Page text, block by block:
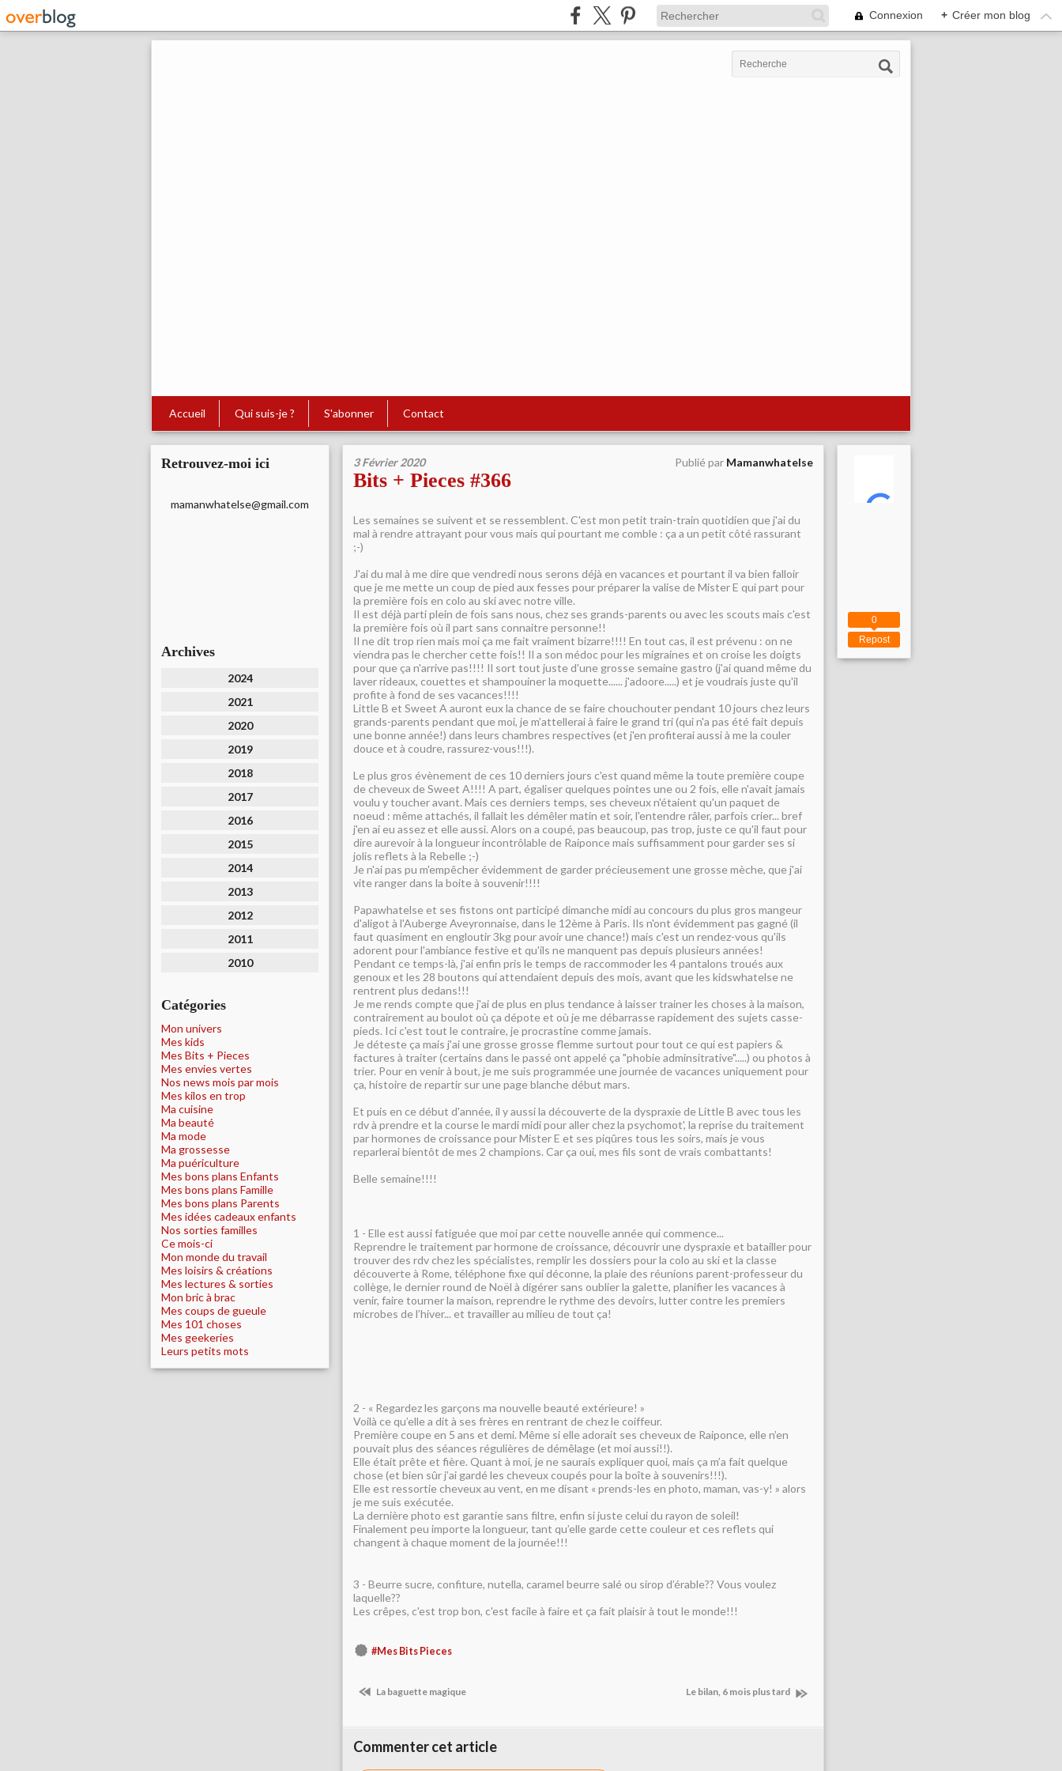
Connexion + Créer mon blog
Accueil Qui suis-je ? S'abonner Contact
Retrouvez-moi ici
mamanwhatelse@gmail.com
Archives
2024
2021
2020
2019
2018
2017
2016
2015
2014
2013
2012
2011
2010
Catégories
Mon univers
Mes kids
Mes Bits + Pieces
Mes envies vertes
Nos news mois par mois
Mes kilos en trop
Ma cuisine
Ma beauté
Ma mode
Ma grossesse
Ma puériculture
Mes bons plans Enfants
Mes bons plans Famille
Mes bons plans Parents
Mes idées cadeaux enfants
Nos sorties familles
Ce mois-ci
Mon monde du travail
Mes loisirs & créations
Mes lectures & sorties
Mon bric à brac
Mes coups de gueule
Mes 101 choses
Mes geekeries
Leurs petits mots
3 Février 2020 Publié par Mamanwhatelse
Bits + Pieces #366
Les semaines se suivent et se ressemblent. C'est mon petit train-train quotidien que j'ai du
mal à rendre attrayant pour vous mais qui pourtant me comble : ça a un petit côté rassurant
;-)
J'ai du mal à me dire que vendredi nous serons déjà en vacances et pourtant il va bien falloir
que je me mette un coup de pied aux fesses pour préparer la valise de Mister E qui part pour
la première fois en colo au ski avec notre ville.
Il est déjà parti plein de fois sans nous, chez ses grands-parents ou avec les scouts mais c'est
la première fois où il part sans connaitre personne!!
Il ne dit trop rien mais moi ça me fait vraiment bizarre!!!! En tout cas, il est prévenu : on ne
viendra pas le chercher cette fois!! Il a son médoc pour les migraines et on croise les doigts
pour que ça n'arrive pas!!!! Il sort tout juste d'une grosse semaine gastro (j'ai quand même du
laver rideaux, couettes et shampouiner la moquette...... j'adoore.....) et je voudrais juste qu'il
profite à fond de ses vacances!!!!
Little B et Sweet A auront eux la chance de se faire chouchouter pendant 10 jours chez leurs
grands-parents pendant que moi, je m’attellerai à faire le grand tri (qui n'a pas été fait depuis
une bonne année!) dans leurs chambres respectives (et j'en profiterai aussi à me la couler
douce et à coudre, rassurez-vous!!!).
Le plus gros évènement de ces 10 derniers jours c'est quand même la toute première coupe
de cheveux de Sweet A!!!! A part, égaliser quelques pointes une ou 2 fois, elle n'avait jamais
voulu y toucher avant. Mais ces derniers temps, ses cheveux n'étaient qu'un paquet de
noeud : même attachés, il fallait les démêler matin et soir, l'entendre râler, parfois crier... bref
j'en ai eu assez et elle aussi. Alors on a coupé, pas beaucoup, pas trop, juste ce qu'il faut pour
dire aurevoir à la longueur incontrôlable de Raiponce mais suffisamment pour garder ses si
jolis reflets à la Rebelle ;-)
Je n'ai pas pu m'empêcher évidemment de garder précieusement une grosse mèche, que j'ai
vite ranger dans la boite à souvenir!!!!
Papawhatelse et ses fistons ont participé dimanche midi au concours du plus gros mangeur
d'aligot à l'Auberge Aveyronnaise, dans le 12ème à Paris. Ils n'ont évidemment pas gagné (il
faut quasiment en engloutir 3kg pour avoir une chance!) mais c'est un rendez-vous qu'ils
adorent pour l'ambiance festive et qu'ils ne manquent pas depuis plusieurs années!
Pendant ce temps-là, j'ai enfin pris le temps de raccommoder les 4 pantalons troués aux
genoux et les 28 boutons qui attendaient depuis des mois, avant que les kidswhatelse ne
rentrent plus dedans!!!
Je me rends compte que j'ai de plus en plus tendance à laisser trainer les choses à la maison,
contrairement au boulot où ça dépote et où je me débarrasse rapidement des sujets casse-
pieds. Ici c'est tout le contraire, je procrastine comme jamais.
Je déteste ça mais j'ai une grosse grosse flemme surtout pour tout ce qui est papiers &
factures à traiter (certains dans le passé ont appelé ça "phobie adminsitrative".....) ou photos à
trier. Pour en venir à bout, je me suis programmée une journée de vacances uniquement pour
ça, histoire de repartir sur une page blanche début mars.
Et puis en ce début d'année, il y aussi la découverte de la dyspraxie de Little B avec tous les
rdv à prendre et la course le mardi midi pour aller chez la psychomot', la reprise du traitement
par hormones de croissance pour Mister E et ses piqûres tous les soirs, mais je vous
reparlerai bientôt de mes 2 champions. Car ça oui, mes fils sont de vrais combattants!
Belle semaine!!!!
1 - Elle est aussi fatiguée que moi par cette nouvelle année qui commence...
Reprendre le traitement par hormone de croissance, découvrir une dyspraxie et batailler pour
trouver des rdv chez les spécialistes, remplir les dossiers pour la colo au ski et la classe
découverte à Rome, téléphone fixe qui déconne, la plaie des réunions parent-professeur du
collège, le dernier round de Noël à digérer sans oublier la galette, planifier les vacances à
venir, faire tourner la maison, reprendre le rythme des devoirs, lutter contre les premiers
microbes de l’hiver... et travailler au milieu de tout ça!
2 - « Regardez les garçons ma nouvelle beauté extérieure! »
Voilà ce qu’elle a dit à ses frères en rentrant de chez le coiffeur.
Première coupe en 5 ans et demi. Même si elle adorait ses cheveux de Raiponce, elle n’en
pouvait plus des séances régulières de démêlage (et moi aussi!!).
Elle était prête et fière. Quant à moi, je ne saurais expliquer quoi, mais ça m’a fait quelque
chose (et bien sûr j’ai gardé les cheveux coupés pour la boîte à souvenirs!!!).
Elle est ressortie cheveux au vent, en me disant « prends-les en photo, maman, vas-y! » alors
je me suis exécutée.
La dernière photo est garantie sans filtre, enfin si juste celui du rayon de soleil!
Finalement peu importe la longueur, tant qu’elle garde cette couleur et ces reflets qui
changent à chaque moment de la journée!!!
3 - Beurre sucre, confiture, nutella, caramel beurre salé ou sirop d’érable?? Vous voulez
laquelle??
Les crêpes, c'est trop bon, c'est facile à faire et ça fait plaisir à tout le monde!!!
#Mes Bits Pieces
La baguette magique Le bilan, 6 mois plus tard
Commenter cet article
Repost
0